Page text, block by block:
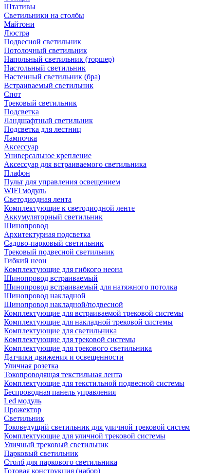
Штативы
Светильники на столбы
Майтони
Люстра
Подвесной светильник
Потолочный светильник
Напольный светильник (торшер)
Настольный светильник
Настенный светильник (бра)
Встраиваемый светильник
Спот
Трековый светильник
Подсветка
Ландшафтный светильник
Подсветка для лестниц
Лампочка
Аксессуар
Универсальное крепление
Аксессуар для встраиваемого светильника
Плафон
Пульт для управления освещением
WIFI модуль
Светодиодная лента
Комплектующие к светодиодной ленте
Аккумуляторный светильник
Шинопровод
Архитектурная подсветка
Садово-парковый светильник
Трековый подвесной светильник
Гибкий неон
Комплектующие для гибкого неона
Шинопровод встраиваемый
Шинопровод встраиваемый для натяжного потолка
Шинопровод накладной
Шинопровод накладной/подвесной
Комплектующие для встраиваемой трековой системы
Комплектующие для накладной трековой системы
Комплектующие для светильника
Комплектующие для трековой системы
Комплектующие для трекового светильника
Датчики движения и освещенности
Уличная розетка
Токопроводящая текстильная лента
Комплектующие для текстильной подвесной системы
Беспроводная панель управления
Led модуль
Прожектор
Светильник
Токоведущий светильник для уличной трековой систем
Комплектующие для уличной трековой системы
Уличный трековый светильник
Парковый светильник
Столб для паркового светильника
Готовая конструкция (набор)